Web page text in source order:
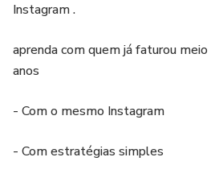
Instagram .
aprenda com quem já faturou
anos
- Com o mesmo Instagram
- Com estratégias simples